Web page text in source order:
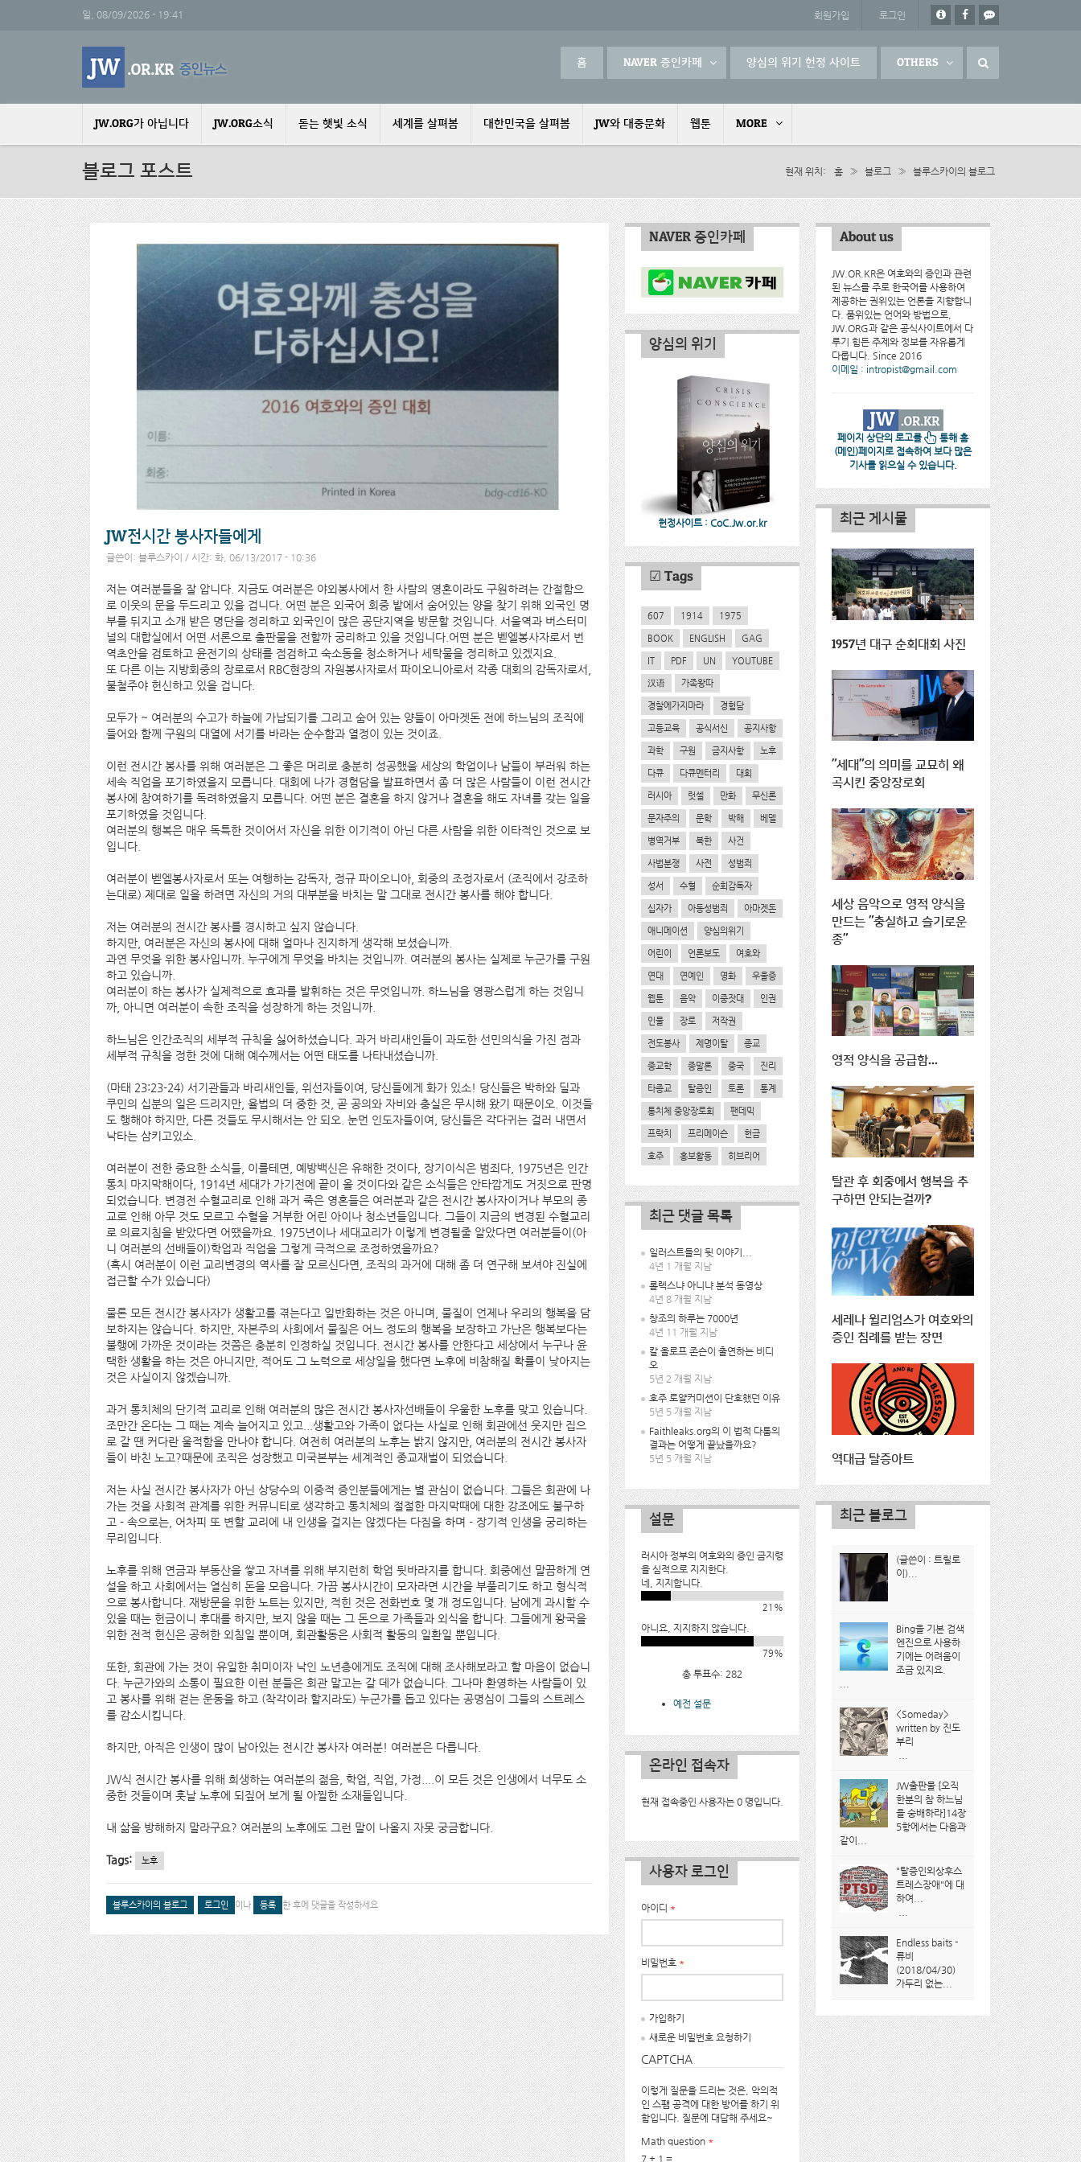
주요 콘텐츠로 건너뛰기일, 08/09/2026 - 19:41 회원가입 로그인
홈 NAVER 증인카페 양심의 위기 헌정 사이트 OTHERS
JW.ORG가 아닙니다 JW.ORG소식 돋는 햇빛 소식 세계를 살펴봄 대한민국을 살펴봄 JW와 대중문화 웹툰 MORE
블로그 포스트 현재 위치 홈 » 블로그 » 블루스카이의 블로그
JW전시간 봉사자들에게
글쓴이: 블루스카이 / 시간: 화, 06/13/2017 - 10:36
저는 여러분들을 잘 압니다. 지금도 여러분은 야외봉사에서 한 사람의 영혼이라도 구원하려는 간절함으
로 이웃의 문을 두드리고 있을 겁니다. 어떤 분은 외국어 회중 밭에서 숨어있는 양을 찾기 위해 외국인 명
부를 뒤지고 소개 받은 명단을 정리하고 외국인이 많은 공단지역을 방문할 것입니다. 서울역과 버스터미
널의 대합실에서 어떤 서론으로 출판물을 전할까 궁리하고 있을 것입니다.어떤 분은 벧엘봉사자로서 번
역초안을 검토하고 윤전기의 상태를 점검하고 숙소동을 청소하거나 세탁물을 정리하고 있겠지요.
또 다른 이는 지방회중의 장로로서 RBC현장의 자원봉사자로서 파이오니아로서 각종 대회의 감독자로서,
불철주야 헌신하고 있을 겁니다.
모두가 ~ 여러분의 수고가 하늘에 가납되기를 그리고 숨어 있는 양들이 아마겟돈 전에 하느님의 조직에
들어와 함께 구원의 대열에 서기를 바라는 순수함과 열정이 있는 것이죠.
이런 전시간 봉사를 위해 여러분은 그 좋은 머리로 충분히 성공했을 세상의 학업이나 남들이 부러워 하는
세속 직업을 포기하였을지 모릅니다. 대회에 나가 경험담을 발표하면서 좀 더 많은 사람들이 이런 전시간
봉사에 참여하기를 독려하였을지 모릅니다. 어떤 분은 결혼을 하지 않거나 결혼을 해도 자녀를 갖는 일을
포기하였을 것입니다.
여러분의 행복은 매우 독특한 것이어서 자신을 위한 이기적이 아닌 다른 사람을 위한 이타적인 것으로 보
입니다.
여러분이 벧엘봉사자로서 또는 여행하는 감독자, 정규 파이오니아, 회중의 조정자로서 (조직에서 강조하
는대로) 제대로 일을 하려면 자신의 거의 대부분을 바치는 말 그대로 전시간 봉사를 해야 합니다.
저는 여러분의 전시간 봉사를 경시하고 싶지 않습니다.
하지만, 여러분은 자신의 봉사에 대해 얼마나 진지하게 생각해 보셨습니까.
과연 무엇을 위한 봉사입니까. 누구에게 무엇을 바치는 것입니까. 여러분의 봉사는 실제로 누군가를 구원
하고 있습니까.
여러분이 하는 봉사가 실제적으로 효과를 발휘하는 것은 무엇입니까. 하느님을 영광스럽게 하는 것입니
까, 아니면 여러분이 속한 조직을 성장하게 하는 것입니까.
하느님은 인간조직의 세부적 규칙을 싫어하셨습니다. 과거 바리새인들이 과도한 선민의식을 가진 점과
세부적 규칙을 정한 것에 대해 예수께서는 어떤 태도를 나타내셨습니까.
(마태 23:23-24) 서기관들과 바리새인들, 위선자들이여, 당신들에게 화가 있소! 당신들은 박하와 딜과
쿠민의 십분의 일은 드리지만, 율법의 더 중한 것, 곧 공의와 자비와 충실은 무시해 왔기 때문이오. 이것들
도 행해야 하지만, 다른 것들도 무시해서는 안 되오. 눈먼 인도자들이여, 당신들은 각다귀는 걸러 내면서
낙타는 삼키고있소.
여러분이 전한 중요한 소식들, 이를테면, 예방백신은 유해한 것이다, 장기이식은 범죄다, 1975년은 인간
통치 마지막해이다, 1914년 세대가 가기전에 끝이 올 것이다와 같은 소식들은 안타깝게도 거짓으로 판명
되었습니다. 변경전 수혈교리로 인해 과거 죽은 영혼들은 여러분과 같은 전시간 봉사자이거나 부모의 종
교로 인해 아무 것도 모르고 수혈을 거부한 어린 아이나 청소년들입니다. 그들이 지금의 변경된 수혈교리
로 의료지침을 받았다면 어땠을까요. 1975년이나 세대교리가 이렇게 변경될줄 알았다면 여러분들이(아
니 여러분의 선배들이)학업과 직업을 그렇게 극적으로 조정하였을까요?
(혹시 여러분이 이런 교리변경의 역사를 잘 모르신다면, 조직의 과거에 대해 좀 더 연구해 보셔야 진실에
접근할 수가 있습니다)
물론 모든 전시간 봉사자가 생활고를 겪는다고 일반화하는 것은 아니며, 물질이 언제나 우리의 행복을 담
보하지는 않습니다. 하지만, 자본주의 사회에서 물질은 어느 정도의 행복을 보장하고 가난은 행복보다는
불행에 가까운 것이라는 것쯤은 충분히 인정하실 것입니다. 전시간 봉사를 안한다고 세상에서 누구나 윤
택한 생활을 하는 것은 아니지만, 적어도 그 노력으로 세상일을 했다면 노후에 비참해질 확률이 낮아지는
것은 사실이지 않겠습니까.
과거 통치체의 단기적 교리로 인해 여러분의 많은 전시간 봉사자선배들이 우울한 노후를 맞고 있습니다.
조만간 온다는 그 때는 계속 늘어지고 있고...생활고와 가족이 없다는 사실로 인해 회관에선 웃지만 집으
로 갈 땐 커다란 울적함을 만나야 합니다. 여전히 여러분의 노후는 밝지 않지만, 여러분의 전시간 봉사자
들이 바친 노고?때문에 조직은 성장했고 미국본부는 세계적인 종교재벌이 되었습니다.
저는 사실 전시간 봉사자가 아닌 상당수의 이중적 증인분들에게는 별 관심이 없습니다. 그들은 회관에 나
가는 것을 사회적 관계를 위한 커뮤니티로 생각하고 통치체의 절절한 마지막때에 대한 강조에도 불구하
고 - 속으로는, 어차피 또 변할 교리에 내 인생을 걸지는 않겠다는 다짐을 하며 - 장기적 인생을 궁리하는
무리입니다.
노후를 위해 연금과 부동산을 쌓고 자녀를 위해 부지런히 학업 뒷바라지를 합니다. 회중에선 말끔하게 연
설을 하고 사회에서는 열심히 돈을 모읍니다. 가끔 봉사시간이 모자라면 시간을 부풀리기도 하고 형식적
으로 봉사합니다. 재방문을 위한 노트는 있지만, 적힌 것은 전화번호 몇 개 정도입니다. 남에게 과시할 수
있을 때는 헌금이니 후대를 하지만, 보지 않을 때는 그 돈으로 가족들과 외식을 합니다. 그들에게 왕국을
위한 전적 헌신은 공허한 외침일 뿐이며, 회관활동은 사회적 활동의 일환일 뿐입니다.
또한, 회관에 가는 것이 유일한 취미이자 낙인 노년층에게도 조직에 대해 조사해보라고 할 마음이 없습니
다. 누군가와의 소통이 필요한 이런 분들은 회관 말고는 갈 데가 없습니다. 그나마 환영하는 사람들이 있
고 봉사를 위해 걷는 운동을 하고 (착각이라 할지라도) 누군가를 돕고 있다는 공명심이 그들의 스트레스
를 감소시킵니다.
하지만, 아직은 인생이 많이 남아있는 전시간 봉사자 여러분! 여러분은 다릅니다.
JW식 전시간 봉사를 위해 희생하는 여러분의 젊음, 학업, 직업, 가정....이 모든 것은 인생에서 너무도 소
중한 것들이며 훗날 노후에 되짚어 보게 될 아찔한 소재들입니다.
내 삶을 방해하지 말라구요? 여러분의 노후에도 그런 말이 나올지 자못 궁금합니다.
Tags: 노후
블루스카이의 블로그 로그인 이나 등록 한 후에 댓글을 작성하세요
NAVER 증인카페 About us
JW.OR.KR은 여호와의 증인과 관련
된 뉴스를 주로 한국어를 사용하여
제공하는 권위있는 언론을 지향합니
다. 품위있는 언어와 방법으로,
JW.ORG과 같은 공식사이트에서 다
루기 힘든 주제와 정보를 자유롭게
다룹니다. Since 2016
이메일 : intropist@gmail.com
페이지 상단의 로고를
통해 홈
(메인)페이지로 접속하여 보다 많은
기사를 읽으실 수 있습니다.
양심의 위기
헌정사이트 : CoC.Jw.or.kr 최근 게시물
1957년 대구 순회대회 사진
"세대"의 의미를 교묘히 왜
곡시킨 중앙장로회
세상 음악으로 영적 양식을
만드는 "충실하고 슬기로운
종"
영적 양식을 공급함...
탈관 후 회중에서 행복을 추
구하면 안되는걸까?
세레나 윌리엄스가 여호와의
증인 침례를 받는 장면
역대급 탈증아트
☑ Tags
607 1914 1975
BOOK ENGLISH GAG
IT PDF UN YOUTUBE
汉语 가족왕따
경찰에가지마라 경험담
고등교육 공식서신 공지사항
과학 구원 금지사항 노후
다큐 다큐멘터리 대회
러시아 럿셀 만화 무신론
문자주의 문학 박해 베델
병역거부 북한 사건
사법분쟁 사전 성범죄
성서 수혈 순회감독자
십자가 아동성범죄 아마겟돈
애니메이션 양심의위기
어린이 언론보도 여호와
연대 연예인 영화 우울증
웹툰 음악 이중잣대 인권
인물 장로 저작권
전도봉사 제명이탈 종교
종교학 종말론 중국 진리
타종교 탈증인 토론 통계
통치체 중앙장로회 팬데믹
프락치 프리메이슨 헌금
호주 홍보활동 히브리어
최근 댓글 목록
일러스트들의 뒷 이야기...
4년 1 개월 지남
롤렉스냐 아니냐 분석 동영상
4년 8 개월 지남
창조의 하루는 7000년
4년 11 개월 지남
칼 올로프 존슨이 출연하는 비디
오
5년 2 개월 지남
호주 로얄커미션이 단호했던 이유
5년 5 개월 지남
Faithleaks.org의 이 법적 다툼의
결과는 어떻게 끝났을까요?
5년 5 개월 지남
최근 블로그
(글쓴이 : 트릴로
이)...
Bing을 기본 검색
엔진으로 사용하
기에는 어려움이
조금 있지요.
<Someday>
written by 진도
부리
JW출판물 [오직
한분의 참 하느님
을 숭배하라]14장
5항에서는 다음과
같이...
"탈증인외상후스
트레스장애"에 대
하여...
Endless baits -
류비
(2018/04/30)
가두리 없는...
설문
러시아 정부의 여호와의 증인 금지령
을 심적으로 지지한다.
네, 지지합니다.
21%
아니요, 지지하지 않습니다.
79%
총 투표수: 282
예전 설문
온라인 접속자
현재 접속중인 사용자는 0 명입니다.
사용자 로그인
아이디 *
비밀번호 *
가입하기
새로운 비밀번호 요청하기
CAPTCHA
이렇게 질문을 드리는 것은, 악의적
인 스팸 공격에 대한 방어를 하기 위
함입니다. 질문에 대답해 주세요~
Math question *
7 + 1 =